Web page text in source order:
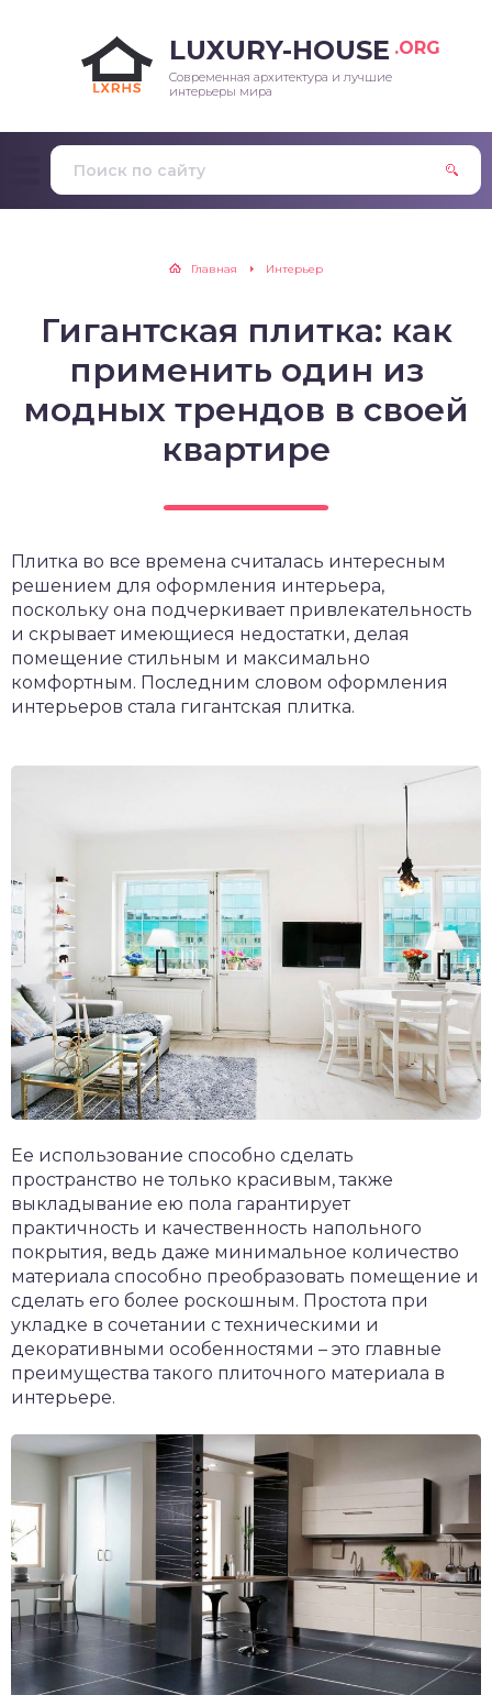
LUXURY-HOUSE .ORG
Современная архитектура и лучшие
интерьеры мира
Главная Интерьер
Гигантская плитка: как
применить один из
модных трендов в своей
квартире
Плитка во все времена считалась интересным
решением для оформления интерьера,
поскольку она подчеркивает привлекательность
и скрывает имеющиеся недостатки, делая
помещение стильным и максимально
комфортным. Последним словом оформления
интерьеров стала гигантская плитка.
Ее использование способно сделать
пространство не только красивым, также
выкладывание ею пола гарантирует
практичность и качественность напольного
покрытия, ведь даже минимальное количество
материала способно преобразовать помещение и
сделать его более роскошным. Простота при
укладке в сочетании с техническими и
декоративными особенностями – это главные
преимущества такого плиточного материала в
интерьере.